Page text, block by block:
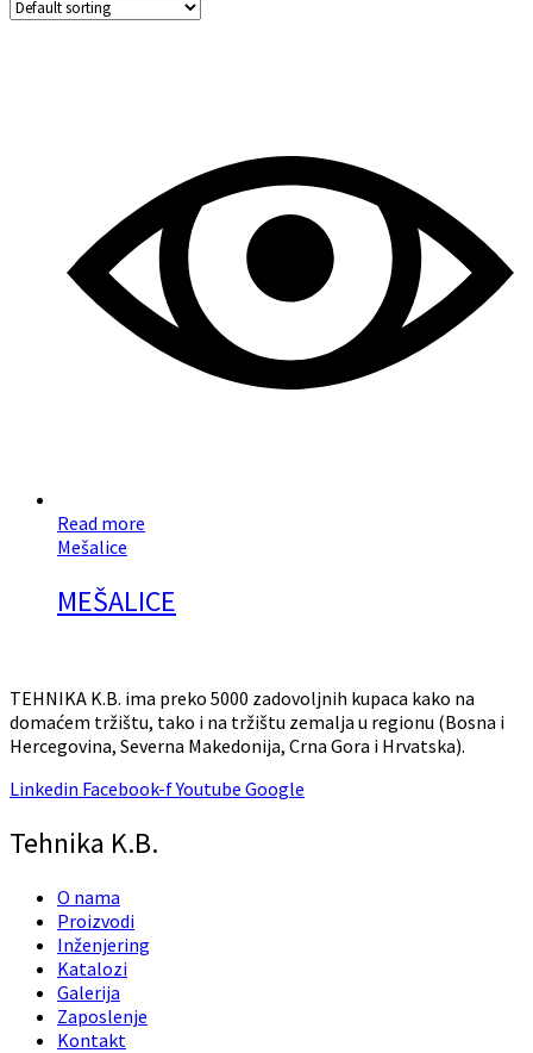
Read more
Mešalice
MEŠALICE
TEHNIKA K.B. ima preko 5000 zadovoljnih kupaca kako na
domaćem tržištu, tako i na tržištu zemalja u regionu (Bosna i
Hercegovina, Severna Makedonija, Crna Gora i Hrvatska).
Linkedin Facebook-fYoutube Google
Tehnika K.B.
O nama
Proizvodi
Inženjering
Katalozi
Galerija
Zaposlenje
Kontakt